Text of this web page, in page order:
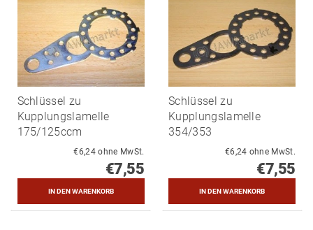
Schlüssel zu
Kupplungslamelle
175/125ccm
€6,24 ohne MwSt.
€7,55
Schlüssel zu
Kupplungslamelle
354/353
€6,24 ohne MwSt.
€7,55